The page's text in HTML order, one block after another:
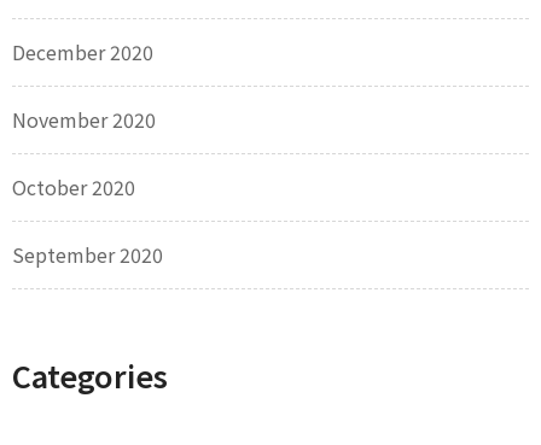
December 2020
November 2020
October 2020
September 2020
Categories